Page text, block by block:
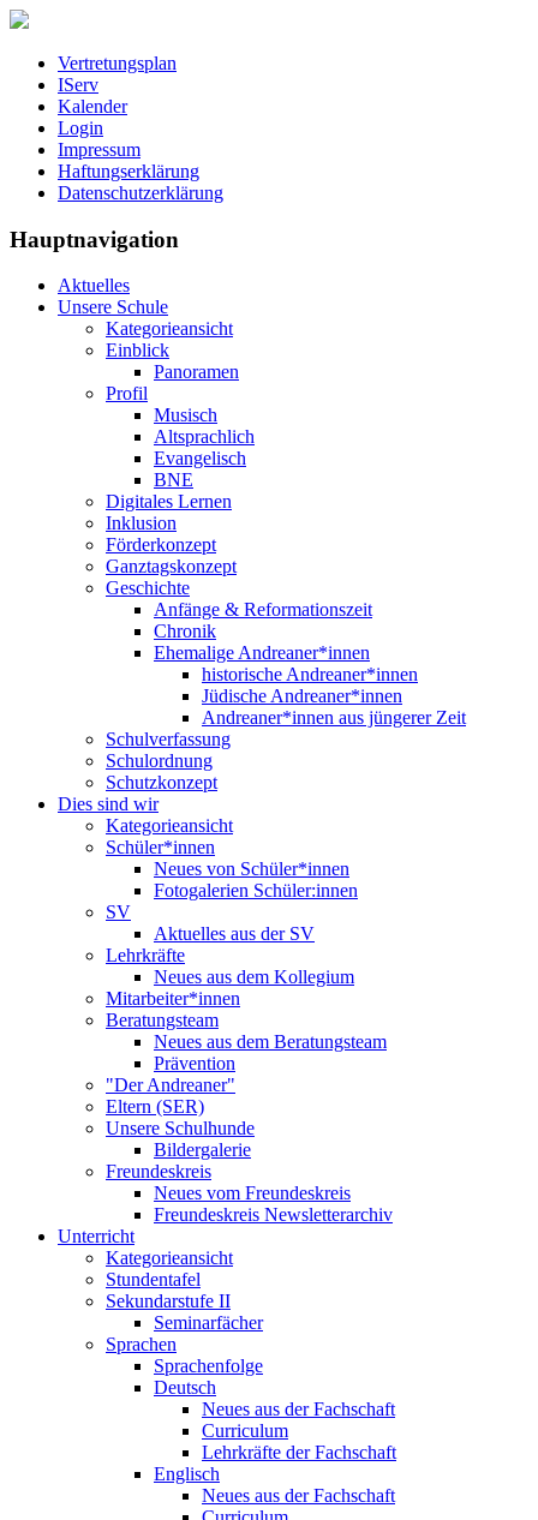
Vertretungsplan
IServ
Kalender
Login
Impressum
Haftungserklärung
Datenschutzerklärung
Hauptnavigation
Aktuelles
Unsere Schule
Kategorieansicht
Einblick
Panoramen
Profil
Musisch
Altsprachlich
Evangelisch
BNE
Digitales Lernen
Inklusion
Förderkonzept
Ganztagskonzept
Geschichte
Anfänge & Reformationszeit
Chronik
Ehemalige Andreaner*innen
historische Andreaner*innen
Jüdische Andreaner*innen
Andreaner*innen aus jüngerer Zeit
Schulverfassung
Schulordnung
Schutzkonzept
Dies sind wir
Kategorieansicht
Schüler*innen
Neues von Schüler*innen
Fotogalerien Schüler:innen
SV
Aktuelles aus der SV
Lehrkräfte
Neues aus dem Kollegium
Mitarbeiter*innen
Beratungsteam
Neues aus dem Beratungsteam
Prävention
"Der Andreaner"
Eltern (SER)
Unsere Schulhunde
Bildergalerie
Freundeskreis
Neues vom Freundeskreis
Freundeskreis Newsletterarchiv
Unterricht
Kategorieansicht
Stundentafel
Sekundarstufe II
Seminarfächer
Sprachen
Sprachenfolge
Deutsch
Neues aus der Fachschaft
Curriculum
Lehrkräfte der Fachschaft
Englisch
Neues aus der Fachschaft